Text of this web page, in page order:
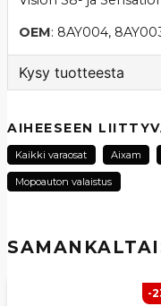
-
OEM: 8AY004,
Kysy tuotteesta
Kysy meiltä tästä
Sähköpostiosoite
AIHEESEEN
Kaikki varaosat Aixam
Mopoauton valaistus